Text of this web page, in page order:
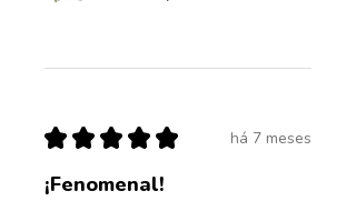
★ ★ ★ ★ ★ há 7 meses
¡Fenomenal!